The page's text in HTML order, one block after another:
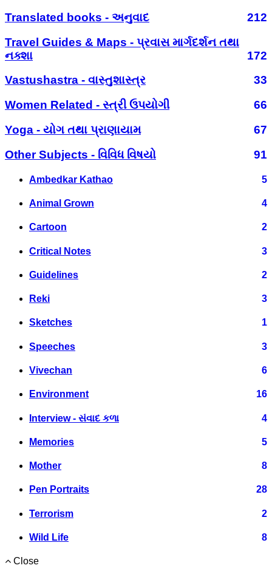
Translated books - અનુવાદ
212
Travel Guides & Maps - પ્રવાસ માર્ગદર્શન તથા
નક્શા
172
Vastushastra - વાસ્તુશાસ્ત્ર
33
Women Related - સ્ત્રી ઉપયોગી
66
Yoga - યોગ તથા પ્રાણાયામ
67
Other Subjects - વિવિધ વિષયો
91
Ambedkar Kathao 5
Animal Grown 4
Cartoon 2
Critical Notes 3
Guidelines 2
Reki 3
Sketches 1
Speeches 3
Vivechan 6
Environment 16
Interview - સંવાદ કળા 4
Memories 5
Mother 8
Pen Portraits 28
Terrorism 2
Wild Life 8
Close